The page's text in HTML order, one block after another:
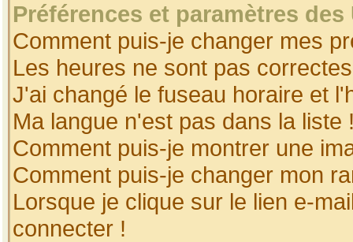
Préférences et paramètres
Comment puis-je changer mes
Les heures ne sont pas
J'ai changé le fuseau horaire et
Ma langue n'est pas dans la liste
Comment puis-je montrer une
Comment puis-je changer mon
Lorsque je clique sur le lien e-
connecter !